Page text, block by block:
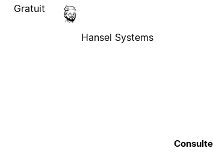
Gratuit
Hansel Systems